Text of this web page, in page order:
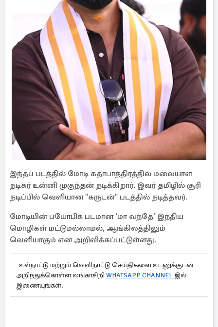
இந்தப் படத்தில் மோடி கதாபாத்திரத்தில் மலையாள
நடிகர் உன்னி முகுந்தன் நடிக்கிறார். இவர் தமிழில் சூரி
நடிப்பில் வெளியான "கருடன்" படத்தில் நடித்தவர்.
மோடியின் பயோபிக் படமான ‘மா வந்தே’ இந்திய
மொழிகள் மட்டுமல்லாமல், ஆங்கிலத்திலும்
வெளியாகும் என அறிவிக்கப்பட்டுள்ளது.
உள்நாட்டு மற்றும் வெளிநாட்டு செய்திகளை உடனுக்குடன்
அறிந்துக்கொள்ள லங்காசிறி WHATSAPP CHANNEL இல்
இணையுங்கள்.